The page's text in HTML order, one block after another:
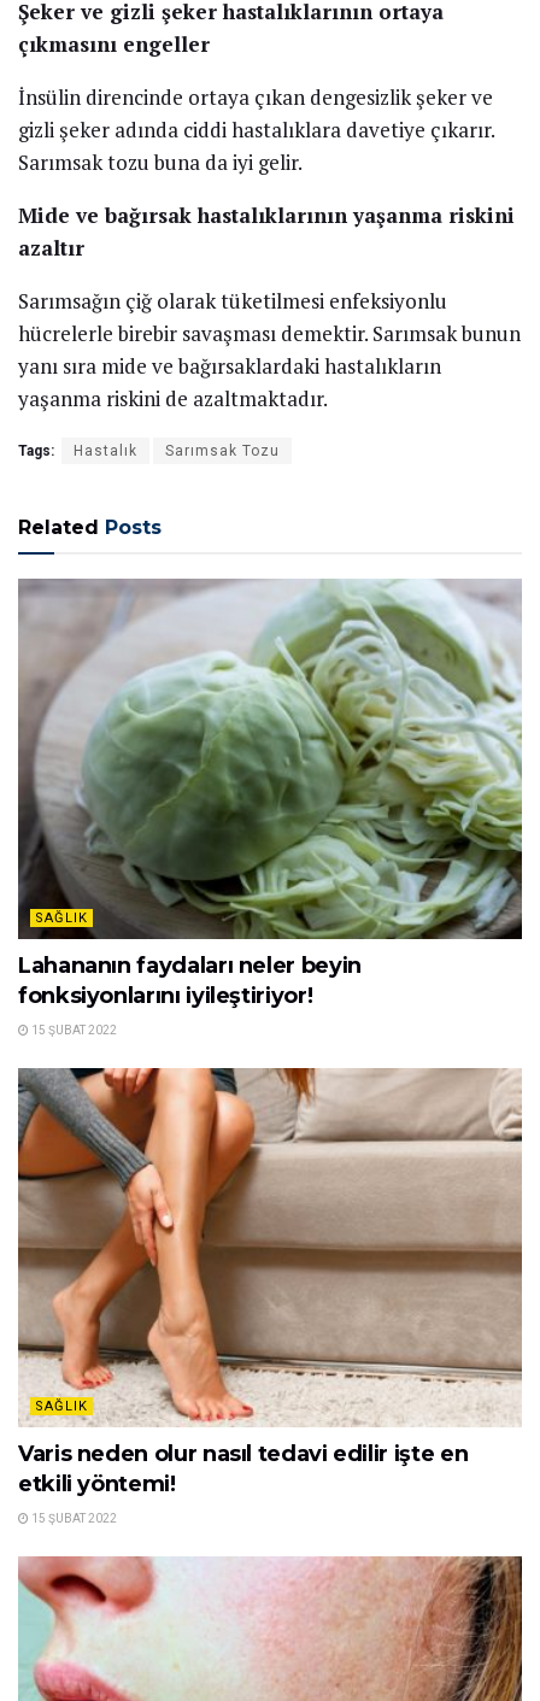
Şeker ve gizli şeker hastalıklarının ortaya
çıkmasını engeller
İnsülin direncinde ortaya çıkan dengesizlik şeker ve
gizli şeker adında ciddi hastalıklara davetiye çıkarır.
Sarımsak tozu buna da iyi gelir.
Mide ve bağırsak hastalıklarının yaşanma riskini
azaltır
Sarımsağın çiğ olarak tüketilmesi enfeksiyonlu
hücrelerle birebir savaşması demektir. Sarımsak bunun
yanı sıra mide ve bağırsaklardaki hastalıkların
yaşanma riskini de azaltmaktadır.
Tags: Hastalık Sarımsak Tozu
Related Posts
SAĞLIK
Lahananın faydaları neler beyin
fonksiyonlarını iyileştiriyor!
15 ŞUBAT 2022
SAĞLIK
Varis neden olur nasıl tedavi edilir işte en
etkili yöntemi!
15 ŞUBAT 2022